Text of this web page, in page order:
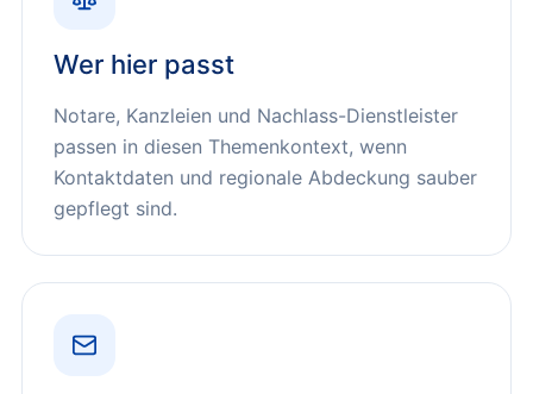
Wer hier passt
Notare, Kanzleien und Nachlass-Dienstleister
passen in diesen Themenkontext, wenn
Kontaktdaten und regionale Abdeckung sauber
gepflegt sind.